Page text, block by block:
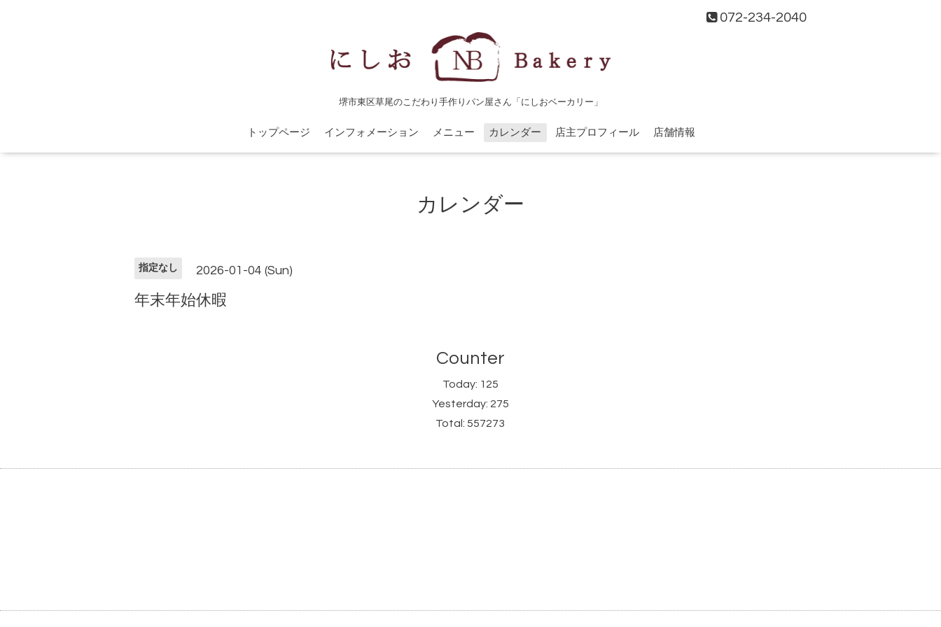
072-234-2040
堺市東区草尾のこだわり手作りパン屋さん「にしおベーカリー」
トップページ インフォメーション メニュー カレンダー 店主プロフィール 店舗情報
カレンダー
指定なし 2026-01-04 (Sun)
年末年始休暇
Counter
Today: 125
Yesterday: 275
Total:557273